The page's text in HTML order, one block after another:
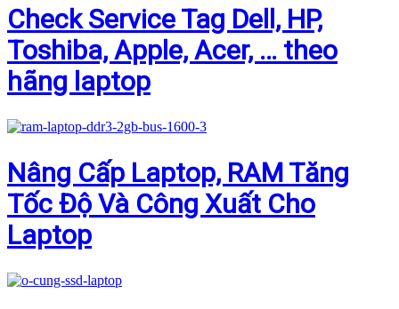
Check Service Tag Dell, HP,
Toshiba, Apple, Acer, … theo
hãng laptop
Nâng Cấp Laptop, RAM Tăng
Tốc Độ Và Công Xuất Cho
Laptop